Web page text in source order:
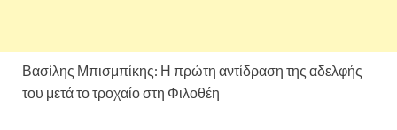
Βασίλης Μπισμπίκης: Η πρώτη αντίδραση της αδελφής
του μετά το τροχαίο στη Φιλοθέη